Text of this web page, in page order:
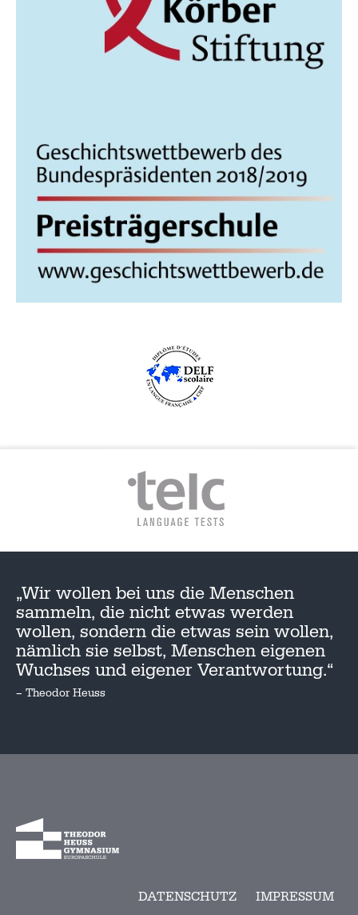
„Wir wollen bei uns die Menschen
sammeln, die nicht etwas werden
wollen, sondern die etwas sein wollen,
nämlich sie selbst, Menschen eigenen
Wuchses und eigener Verantwortung.“
– Theodor Heuss
DATENSCHUTZ IMPRESSUM